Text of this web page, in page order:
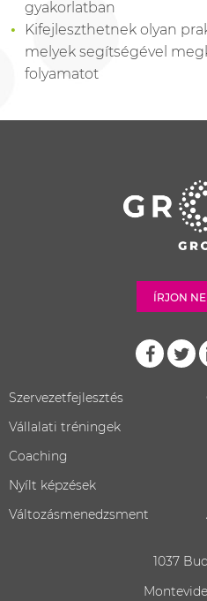
gyakorlatban
Kifejleszthetnek olyan
melyek segítségével
folyamatot
ÍRJON
Szervezetfejlesztés
Vállalati tréningek
Coaching
Nyílt képzések
Változásmenedzsment
1037